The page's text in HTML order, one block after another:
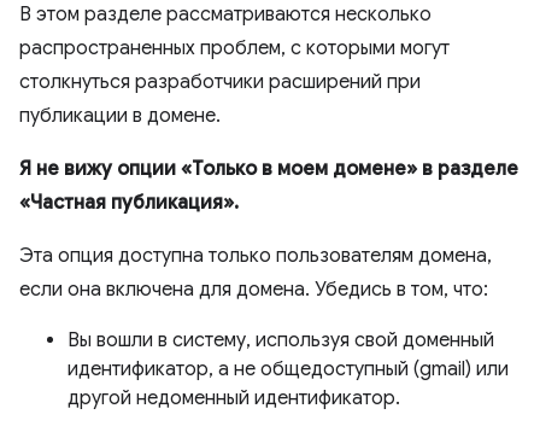
В этом разделе рассматриваются несколько
распространенных проблем, с которыми могут
столкнуться разработчики расширений при
публикации в домене.
Я не вижу опции «Только в моем домене» в разделе
«Частная публикация».
Эта опция доступна только пользователям домена,
если она включена для домена. Убедись в том, что:
Вы вошли в систему, используя свой доменный
идентификатор, а не общедоступный (gmail) или
другой недоменный идентификатор.